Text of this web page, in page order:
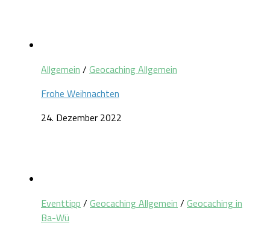
Allgemein / Geocaching Allgemein
Frohe Weihnachten
24. Dezember 2022
Eventtipp / Geocaching Allgemein / Geocaching in
Ba-Wü